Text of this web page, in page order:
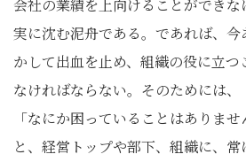
会社の業績を上向けることができ
実に沈む泥舟である。であれば、
かして出血を止め、組織の役に立
なければならない。そのためには、
「なにか困っていることはありませ
と、経営トップや部下、組織に、